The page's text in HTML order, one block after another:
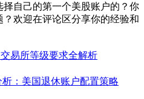
自己的第一个美股账户的？你
欢迎在评论区分享你的经验和
易所等级要求全解析
：美国退休账户配置策略